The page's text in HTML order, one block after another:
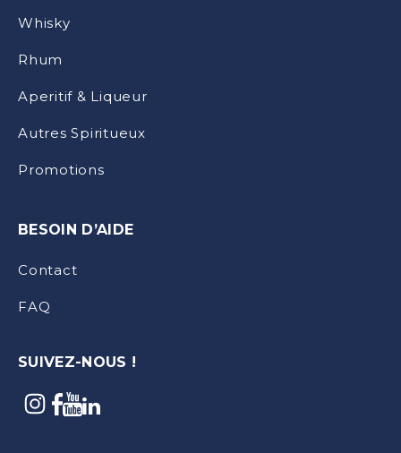
Whisky
Rhum
Aperitif & Liqueur
Autres Spiritueux
Promotions
BESOIN D’AIDE
Contact
FAQ
SUIVEZ-NOUS !